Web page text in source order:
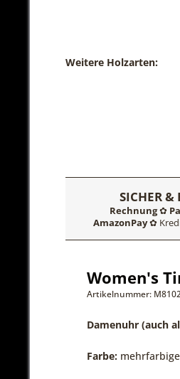
Weitere Holzarten:
SICHER
Rechnung✿
AmazonPay✿
Women's
Artikelnummer:
Damenuhr (auch
Farbe: